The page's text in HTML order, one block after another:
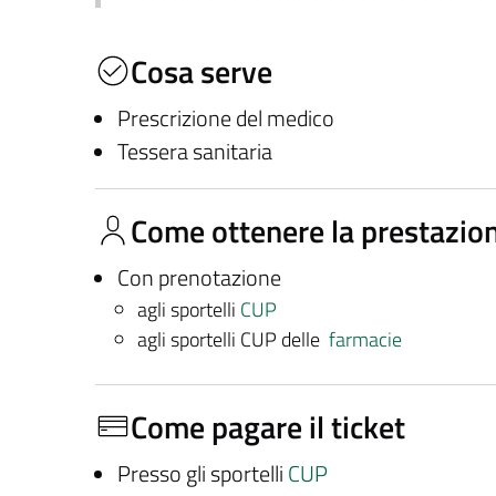
Cosa serve
Prescrizione del medico
Tessera sanitaria
Come ottenere la
Con prenotazione
agli sportelli CUP
agli sportelli CUP delle farmacie
Come pagare il ticket
Presso gli sportelli CUP